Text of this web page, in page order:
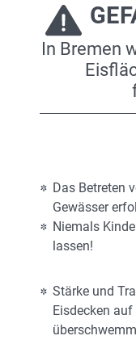
In Bremen
Das Betreten
Gewässer
Niemals
lassen!
Stärke und
Eisdecken auf